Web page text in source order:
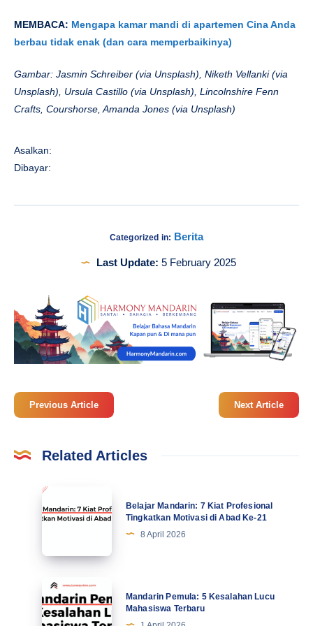
MEMBACA: Mengapa kamar mandi di apartemen Cina Anda
berbau tidak enak (dan cara memperbaikinya)
Gambar: Jasmin Schreiber (via Unsplash), Niketh Vellanki (via
Unsplash), Ursula Castillo (via Unsplash), Lincolnshire Fenn
Crafts, Courshorse, Amanda Jones (via Unsplash)
Asalkan:
Dibayar:
Categorized in: Berita
Last Update: 5 February 2025
Previous Article Next Article
Related Articles
Belajar
Mandarin:
Profesional
Tingkatkan
Motivasi
di
Belajar Mandarin: 7 Kiat Profesional
Tingkatkan Motivasi di Abad Ke-21
8 April 2026
Mandarin
Pemula:
5
Mandarin Pemula: 5 Kesalahan Lucu
Mahasiswa Terbaru